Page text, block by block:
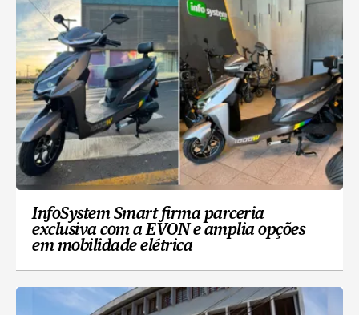
InfoSystem Smart firma parceria
exclusiva com a EVON e amplia opções
em mobilidade elétrica